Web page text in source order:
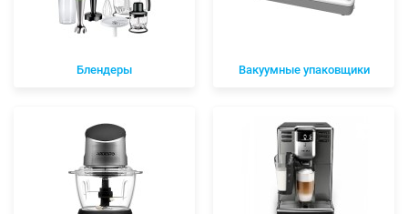
Блендеры Вакуумные упаковщики